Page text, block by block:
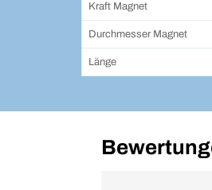
Kraft Magnet
Durchmesser Magnet
Länge